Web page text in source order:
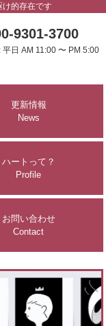
的存在です
9301-3700
平日 AM 11:00 〜 PM 5:00
更新情報
News
ハートって？
Profile
お問い合わせ
Contact